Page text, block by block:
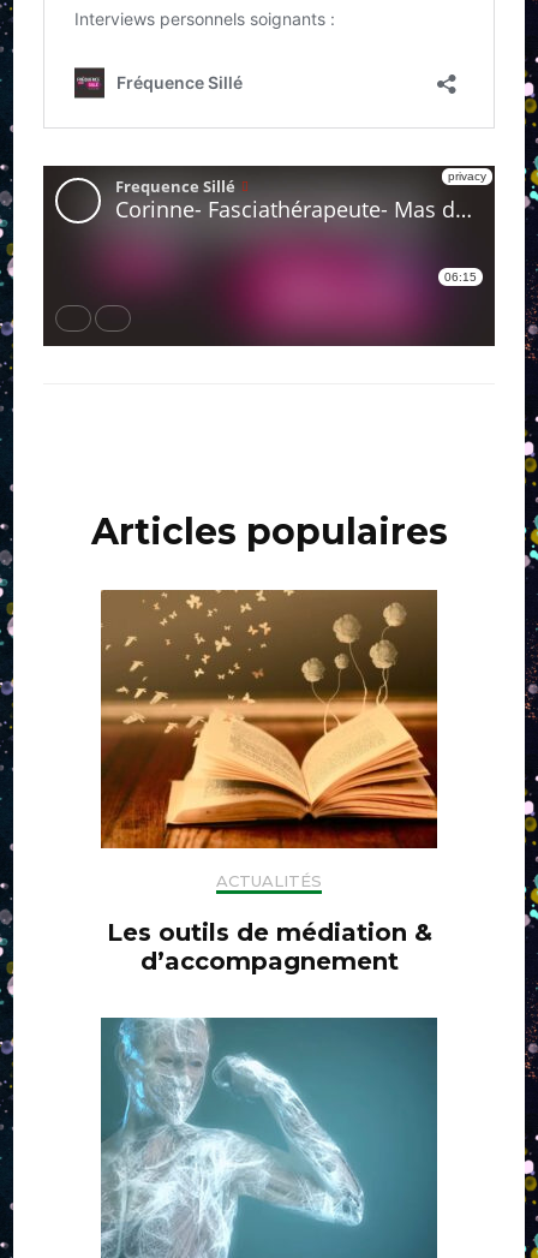
Articles populaires
ACTUALITÉS
Les outils de médiation &
d’accompagnement